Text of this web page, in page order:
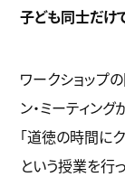
子ども同士だけ
ワークショップ
ン・ミーティン
「道徳の時間に
という授業を行